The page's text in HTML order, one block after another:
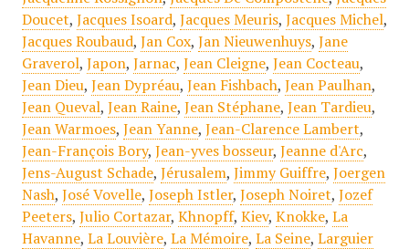
Doucet, Jacques Isoard, Jacques Meuris, Jacques Michel,
Jacques Roubaud, Jan Cox, Jan Nieuwenhuys, Jane
Graverol, Japon, Jarnac, Jean Cleigne, Jean Cocteau,
Jean Dieu, Jean Dypréau, Jean Fishbach, Jean Paulhan,
Jean Queval, Jean Raine, Jean Stéphane, Jean Tardieu,
Jean Warmoes, Jean Yanne, Jean-Clarence Lambert,
Jean-François Bory, Jean-yves bosseur, Jeanne d'Arc,
Jens-August Schade, Jérusalem, Jimmy Guiffre, Joergen
Nash, José Vovelle, Joseph Istler, Joseph Noiret, Jozef
Peeters, Julio Cortazar, Khnopff, Kiev, Knokke, La
Havanne, La Louvière, La Mémoire, La Seine, Larguier